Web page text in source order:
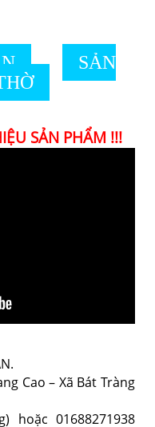
SẢN
SẢN PHẨM !!!
Cao – Xã Bát Tràng
hoặc 01688271938